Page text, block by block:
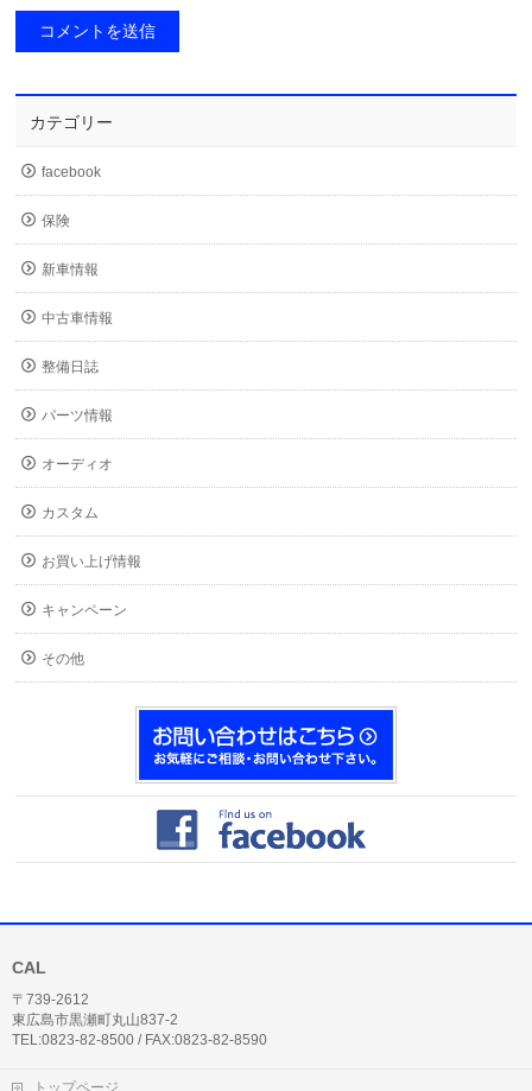
カテゴリー
facebook
保険
新車情報
中古車情報
整備日誌
パーツ情報
オーディオ
カスタム
お買い上げ情報
キャンペーン
その他
CAL
〒739-2612
東広島市黒瀬町丸山837-2
TEL:0823-82-8500 / FAX:0823-82-8590
トップページ